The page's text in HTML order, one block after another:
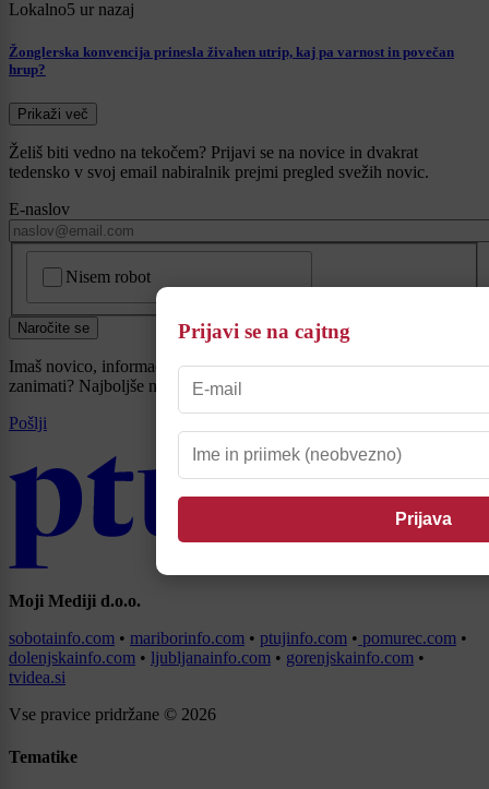
Lokalno5 ur nazaj
Žonglerska konvencija prinesla živahen utrip, kaj pa varnost in povečan
hrup?
Prikaži več
Želiš biti vedno na tekočem? Prijavi se na novice in dvakrat
tedensko v svoj email nabiralnik prejmi pregled svežih novic.
E-naslov
Nisem robot
Naročite se
Imaš novico, informacijo, fotografijo ali video, ki bi nas utegnila
zanimati? Najboljše nagradimo.
Pošlji
Moji Mediji d.o.o.
sobotainfo.com • mariborinfo.com • ptujinfo.com • pomurec.com •
dolenjskainfo.com • ljubljanainfo.com • gorenjskainfo.com •
tvidea.si
Vse pravice pridržane © 2026
Tematike
Prijavi se na cajtng